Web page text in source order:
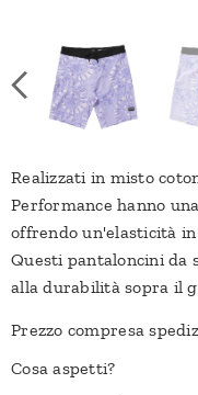
Realizzati in misto
Performance hanno
offrendo un'elasticità
Questi pantaloncini da
alla durabilità sopra il
Prezzo compresa
Cosa aspetti?